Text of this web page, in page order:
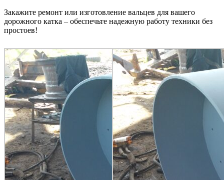
Закажите ремонт или изготовление вальцев для вашего
дорожного катка – обеспечьте надежную работу техники без
простоев!